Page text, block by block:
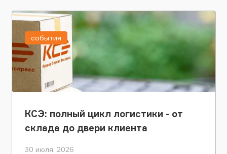
КСЭ: полный цикл логистики - от
склада до двери клиента
30 июля, 2026
события